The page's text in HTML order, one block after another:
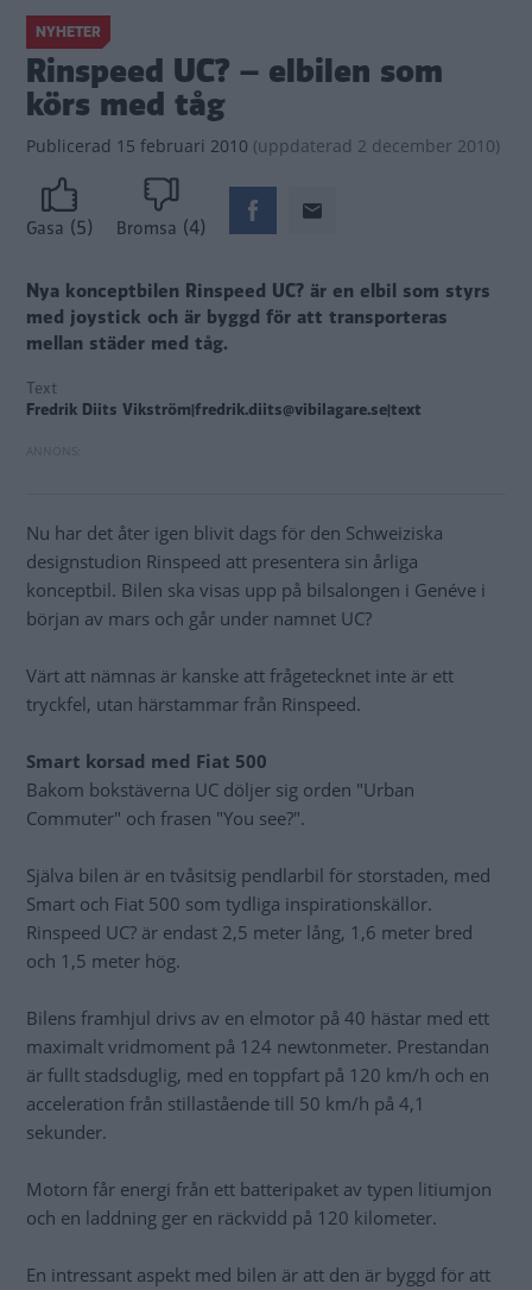
NYHETER
Rinspeed UC? – elbilen som
körs med tåg
Publicerad 15 februari 2010 (uppdaterad 2 december 2010)
Gasa (5) Bromsa (4)
Nya konceptbilen Rinspeed UC? är en elbil som styrs
med joystick och är byggd för att transporteras
mellan städer med tåg.
Text
Fredrik Diits Vikström|fredrik.diits@vibilagare.se|text
Nu har det åter igen blivit dags för den Schweiziska
designstudion Rinspeed att presentera sin årliga
konceptbil. Bilen ska visas upp på bilsalongen i Genéve i
början av mars och går under namnet UC?
Värt att nämnas är kanske att frågetecknet inte är ett
tryckfel, utan härstammar från Rinspeed.
Smart korsad med Fiat 500
Bakom bokstäverna UC döljer sig orden "Urban
Commuter" och frasen "You see?".
Själva bilen är en tvåsitsig pendlarbil för storstaden, med
Smart och Fiat 500 som tydliga inspirationskällor.
Rinspeed UC? är endast 2,5 meter lång, 1,6 meter bred
och 1,5 meter hög.
Bilens framhjul drivs av en elmotor på 40 hästar med ett
maximalt vridmoment på 124 newtonmeter. Prestandan
är fullt stadsduglig, med en toppfart på 120 km/h och en
acceleration från stillastående till 50 km/h på 4,1
sekunder.
Motorn får energi från ett batteripaket av typen litiumjon
och en laddning ger en räckvidd på 120 kilometer.
En intressant aspekt med bilen är att den är byggd för att